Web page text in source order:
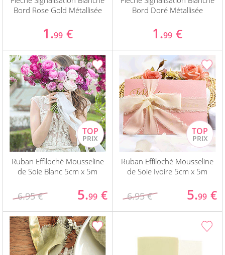
Bord Rose Gold Métallisée
1.99 €
Bord Doré Métallisée
1.99 €
Ruban Effiloché Mousseline
de Soie Blanc 5cm x 5m
6.95 € 5.99 €
Ruban Effiloché Mousseline
de Soie Ivoire 5cm x 5m
6.95 € 5.99 €